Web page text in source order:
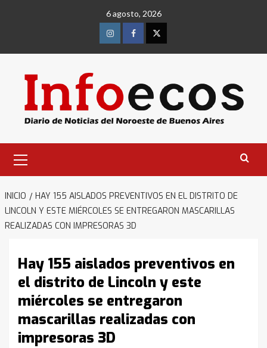
6 agosto, 2026
InstagramFacebookTwitter
primario
INICIO
HAY 155 AISLADOS PREVENTIVOS EN EL DISTRITO DE
LINCOLN Y ESTE MIÉRCOLES SE ENTREGARON MASCARILLAS
REALIZADAS CON IMPRESORAS 3D
Hay 155 aislados preventivos en
el distrito de Lincoln y este
miércoles se entregaron
mascarillas realizadas con
impresoras 3D